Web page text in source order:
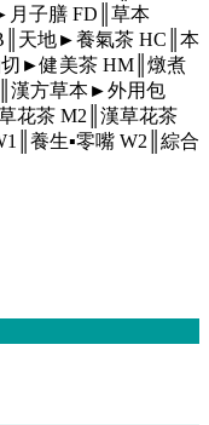
子膳 FD║草本
天地►養氣茶 HC║本
►健美茶 HM║燉煮
漢方草本►外用包
花茶 M2║漢草花茶
養生▪零嘴 W2║綜合